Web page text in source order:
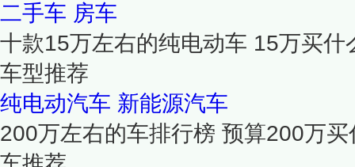
二手车 房车
十款15万左右的纯电动车 15万买
车型推荐
纯电动汽车 新能源汽车
200万左右的车排行榜 预算200万